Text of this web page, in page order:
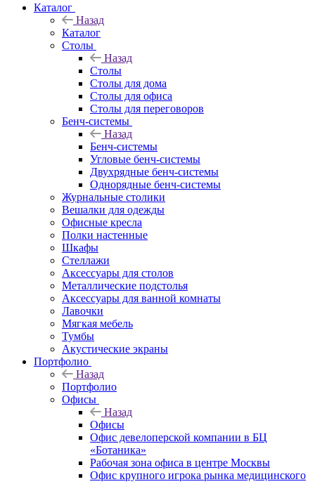
Каталог
Назад
Каталог
Столы
Назад
Столы
Столы для дома
Столы для офиса
Столы для переговоров
Бенч-системы
Назад
Бенч-системы
Угловые бенч-системы
Двухрядные бенч-системы
Однорядные бенч-системы
Журнальные столики
Вешалки для одежды
Офисные кресла
Полки настенные
Шкафы
Стеллажи
Аксессуары для столов
Металлические подстолья
Аксессуары для ванной комнаты
Лавочки
Мягкая мебель
Тумбы
Акустические экраны
Портфолио
Назад
Портфолио
Офисы
Назад
Офисы
Офис девелоперской компании в БЦ
«Ботаника»
Рабочая зона офиса в центре Москвы
Офис крупного игрока рынка медицинского